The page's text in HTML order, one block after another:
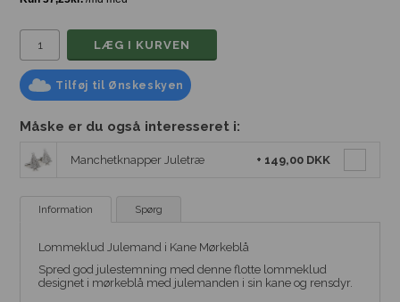
Tilføj til Ønskeskyen
Måske er du også interesseret i:
Manchetknapper Juletræ + 149,00 DKK
Information Spørg
Lommeklud Julemand i Kane Mørkeblå
Spred god julestemning med denne flotte lommeklud
designet i mørkeblå med julemanden i sin kane og rensdyr.